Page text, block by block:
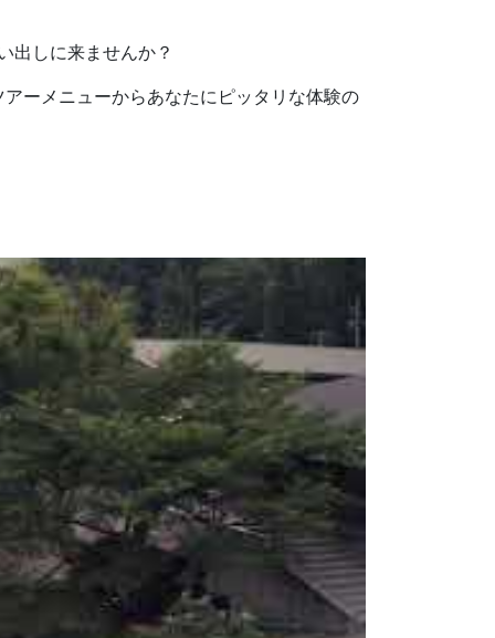
出しに来ませんか？
ーメニューからあなたにピッタリな体験の